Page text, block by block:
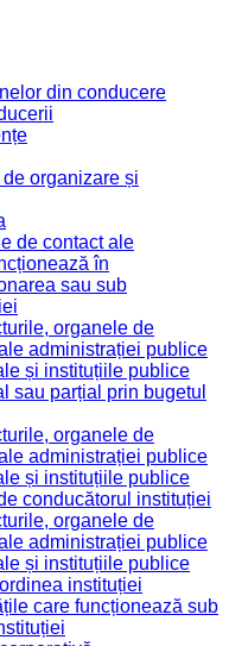
din conducere
organizare și
de contact ale
în
sau sub
organele de
administrației publice
și instituțiile publice
sau parțial prin bugetul
organele de
administrației publice
și instituțiile publice
conducătorul instituției
organele de
administrației publice
și instituțiile publice
instituției
care funcționează sub